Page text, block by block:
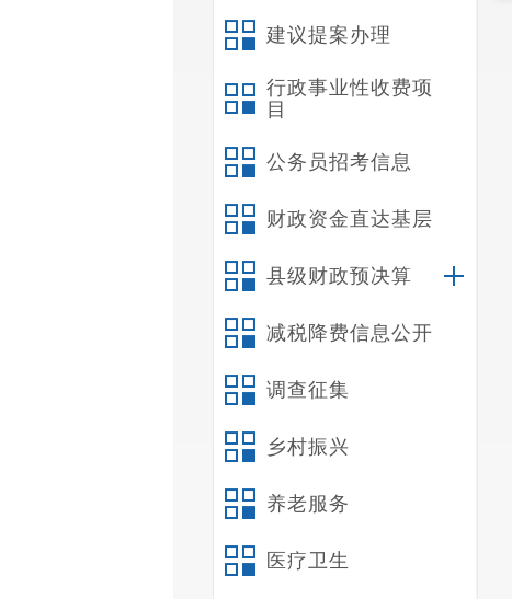
建议提案办理
行政事业性收费项
目
公务员招考信息
财政资金直达基层
县级财政预决算
减税降费信息公开
调查征集
乡村振兴
养老服务
医疗卫生